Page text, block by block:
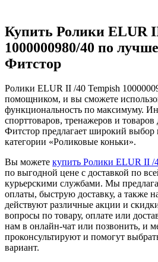
Купить Ролики ELUR
1000000980/40 по
Фитстор
Ролики ELUR II /40 Tempish
помощником, и вы сможете
функциональность по максимуму.
спорттоваров, тренажеров и
Фитстор предлагает широкий выбор
категории «Роликовые коньки».
Вы можете купить Ролики ELUR II /
по выгодной цене с доставкой по
курьерскими службами. Мы
оплаты, быструю доставку, а также
действуют различные акции и
вопросы по товару, оплате или
нам в онлайн-чат или позвонить, и
проконсультируют и помогут
вариант.